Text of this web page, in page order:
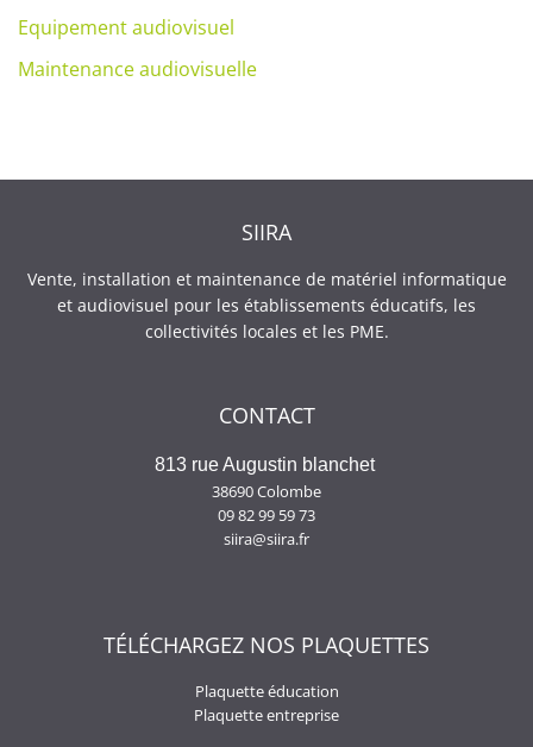
Equipement audiovisuel
Maintenance audiovisuelle
SIIRA
Vente, installation et maintenance de matériel informatique
et audiovisuel pour les établissements éducatifs, les
collectivités locales et les PME.
CONTACT
813 rue Augustin blanchet
38690 Colombe
09 82 99 59 73
siira@siira.fr
TÉLÉCHARGEZ NOS PLAQUETTES
Plaquette éducation
Plaquette entreprise